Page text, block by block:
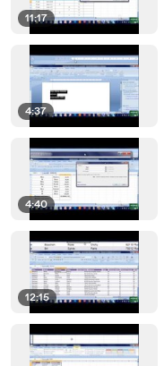
11:17
4:37
4:40
12:15